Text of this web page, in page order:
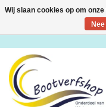
Toggle
Wij slaan cookies op om
Nee